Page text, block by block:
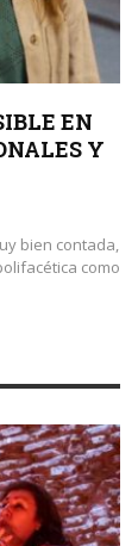
EN
Y
bien contada,
como